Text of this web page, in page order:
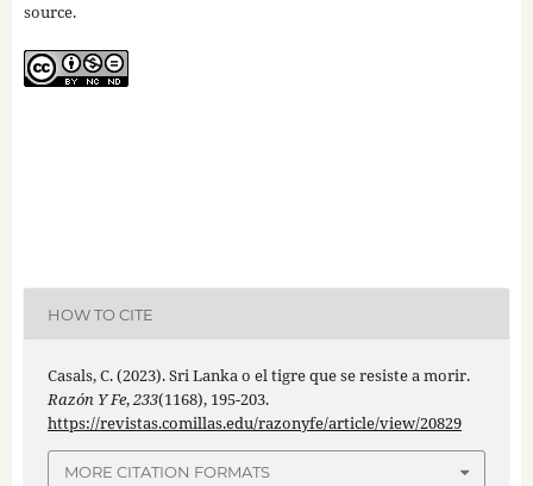
source.
HOW TO CITE
Casals, C. (2023). Sri Lanka o el tigre que se resiste a morir.
Razón Y Fe,233(1168), 195-203.
https://revistas.comillas.edu/razonyfe/article/view/20829
MORE CITATION FORMATS